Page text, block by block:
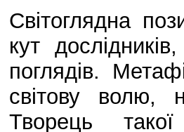
Світоглядна
кут
поглядів.
світову волю,
Творець